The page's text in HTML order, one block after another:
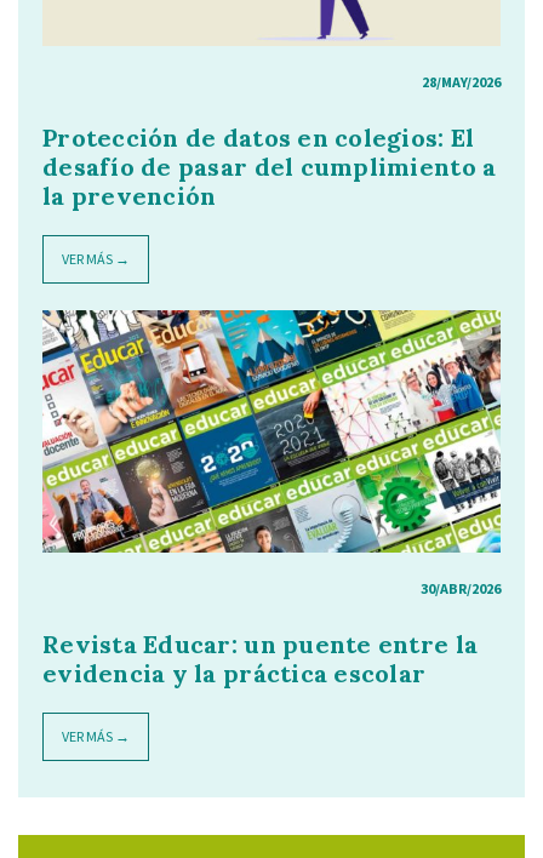
28/MAY/2026
Protección de datos en colegios: El
desafío de pasar del cumplimiento a
la prevención
VER MÁS →
30/ABR/2026
Revista Educar: un puente entre la
evidencia y la práctica escolar
VER MÁS →